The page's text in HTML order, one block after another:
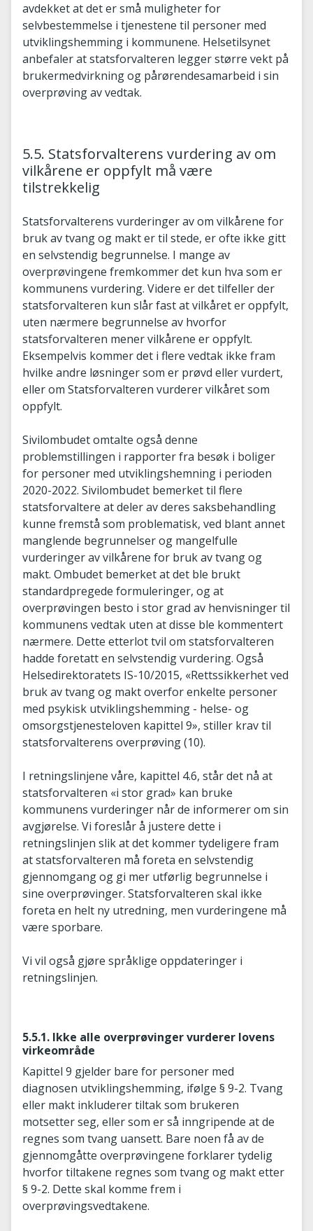
avdekket at det er små muligheter for
selvbestemmelse i tjenestene til personer med
utviklingshemming i kommunene. Helsetilsynet
anbefaler at statsforvalteren legger større vekt på
brukermedvirkning og pårørendesamarbeid i sin
overprøving av vedtak.
5.5. Statsforvalterens vurdering av om
vilkårene er oppfylt må være
tilstrekkelig
Statsforvalterens vurderinger av om vilkårene for
bruk av tvang og makt er til stede, er ofte ikke gitt
en selvstendig begrunnelse. I mange av
overprøvingene fremkommer det kun hva som er
kommunens vurdering. Videre er det tilfeller der
statsforvalteren kun slår fast at vilkåret er oppfylt,
uten nærmere begrunnelse av hvorfor
statsforvalteren mener vilkårene er oppfylt.
Eksempelvis kommer det i flere vedtak ikke fram
hvilke andre løsninger som er prøvd eller vurdert,
eller om Statsforvalteren vurderer vilkåret som
oppfylt.
Sivilombudet omtalte også denne
problemstillingen i rapporter fra besøk i boliger
for personer med utviklingshemning i perioden
2020-2022. Sivilombudet bemerket til flere
statsforvaltere at deler av deres saksbehandling
kunne fremstå som problematisk, ved blant annet
manglende begrunnelser og mangelfulle
vurderinger av vilkårene for bruk av tvang og
makt. Ombudet bemerket at det ble brukt
standardpregede formuleringer, og at
overprøvingen besto i stor grad av henvisninger til
kommunens vedtak uten at disse ble kommentert
nærmere. Dette etterlot tvil om statsforvalteren
hadde foretatt en selvstendig vurdering. Også
Helsedirektoratets IS-10/2015, «Rettssikkerhet ved
bruk av tvang og makt overfor enkelte personer
med psykisk utviklingshemming - helse- og
omsorgstjenesteloven kapittel 9», stiller krav til
statsforvalterens overprøving (10).
I retningslinjene våre, kapittel 4.6, står det nå at
statsforvalteren «i stor grad» kan bruke
kommunens vurderinger når de informerer om sin
avgjørelse. Vi foreslår å justere dette i
retningslinjen slik at det kommer tydeligere fram
at statsforvalteren må foreta en selvstendig
gjennomgang og gi mer utførlig begrunnelse i
sine overprøvinger. Statsforvalteren skal ikke
foreta en helt ny utredning, men vurderingene må
være sporbare.
Vi vil også gjøre språklige oppdateringer i
retningslinjen.
5.5.1. Ikke alle overprøvinger vurderer lovens
virkeområde
Kapittel 9 gjelder bare for personer med
diagnosen utviklingshemming, ifølge § 9-2. Tvang
eller makt inkluderer tiltak som brukeren
motsetter seg, eller som er så inngripende at de
regnes som tvang uansett. Bare noen få av de
gjennomgåtte overprøvingene forklarer tydelig
hvorfor tiltakene regnes som tvang og makt etter
§ 9-2. Dette skal komme frem i
overprøvingsvedtakene.